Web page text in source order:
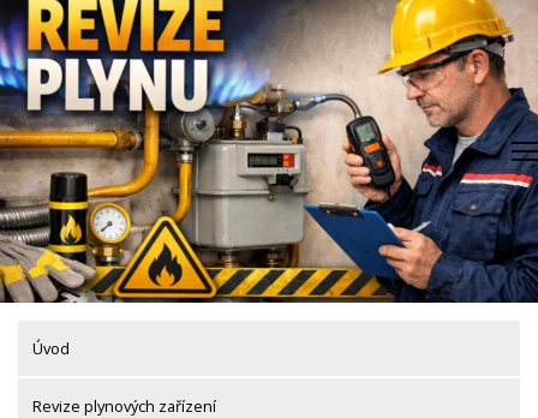
Skip
to
content
Úvod
Revize plynových zařízení